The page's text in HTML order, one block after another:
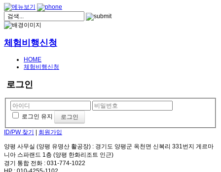
체험비행신청
HOME
체험비행신청
로그인
로그인 유지
ID/PW 찾기 | 회원가입
양평 사무실 (양평 유명산 활공장) : 경기도 양평군 옥천면 신복리 331번지 게르마
니아 스파랜드 1층 (양평 한화리조트 인근)
경기 통합 전화 : 031-774-1022